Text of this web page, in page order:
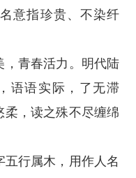
意指珍贵、不染纤
，青春活力。明代陆
语语实际，了无滞
，读之殊不尽缠绵
五行属木，用作人名